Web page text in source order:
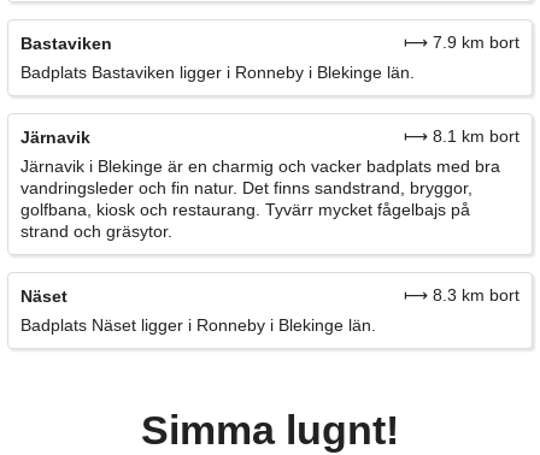
Bastaviken
⟼ 7.9 km bort
Badplats Bastaviken ligger i Ronneby i Blekinge län.
Järnavik
⟼ 8.1 km bort
Järnavik i Blekinge är en charmig och vacker badplats med bra
vandringsleder och fin natur. Det finns sandstrand, bryggor,
golfbana, kiosk och restaurang. Tyvärr mycket fågelbajs på
strand och gräsytor.
Näset
⟼ 8.3 km bort
Badplats Näset ligger i Ronneby i Blekinge län.
Simma lugnt!